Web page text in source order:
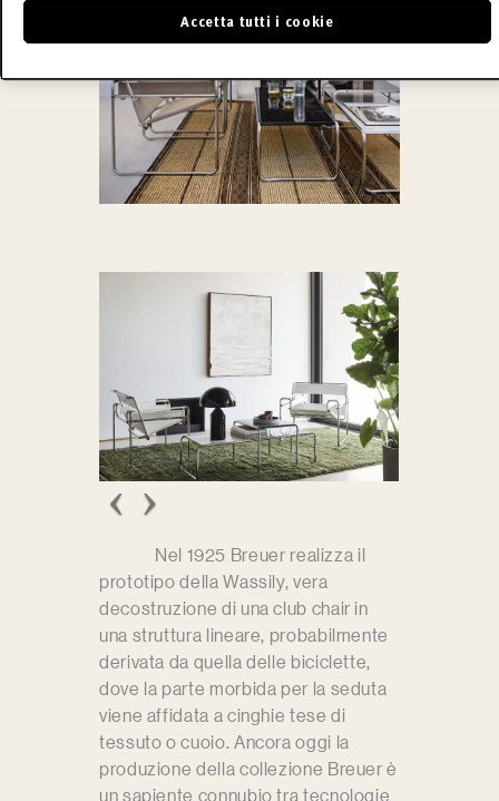
Nel 1925 Breuer realizza il
prototipo della Wassily, vera
decostruzione di una club chair in
una struttura lineare, probabilmente
derivata da quella delle biciclette,
dove la parte morbida per la seduta
viene affidata a cinghie tese di
tessuto o cuoio. Ancora oggi la
produzione della collezione Breuer è
un sapiente connubio tra tecnologie
Accetta tutti i cookie